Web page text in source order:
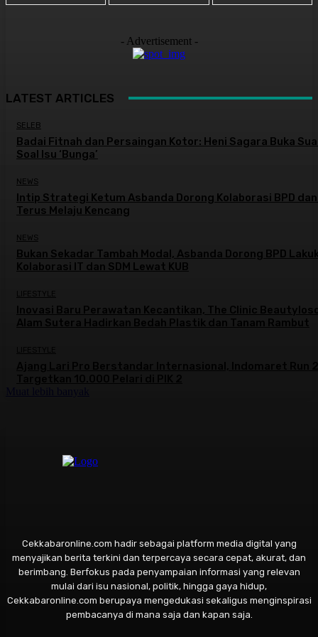
- Advertisement -
LATEST ARTICLES
SELEB
Badai Fitnah dan Persaingan Kotor: Heni Sagara Buka
Soal Isu ‘Bunga’
NEWS
Intip Strategi Ketum Asbanda Dorong Kolaborasi BPD dan
Terus Melaju Kencang
NEWS
Bukan Sekadar Tambah Modal, Asbanda Dorong BPD
Kolaborasi IT dan SDM Lewat KUB
LIFESTYLE
Inovasi Baru Perawatan Kecantikan, The Clinic
Cekkabaronline.com hadir sebagai platform media digital yang
menyajikan berita terkini dan terpercaya secara cepat, akurat, dan
berimbang. Berfokus pada penyampaian informasi yang relevan
mulai dari isu nasional, politik, hingga gaya hidup,
Cekkabaronline.com berupaya mengedukasi sekaligus menginspirasi
pembacanya di mana saja dan kapan saja.